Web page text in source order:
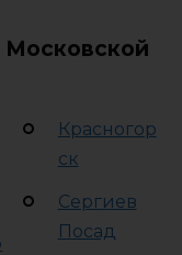
Московской
Красногор
ск
Сергиев
Посад